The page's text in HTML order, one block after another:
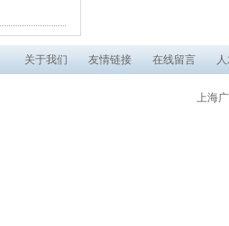
关于我们 友情链接 在线留言
上海